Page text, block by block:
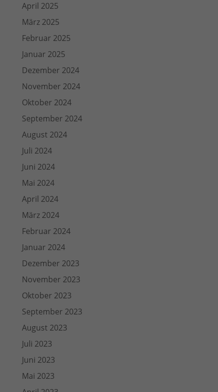
April 2025
März 2025
Februar 2025
Januar 2025
Dezember 2024
November 2024
Oktober 2024
September 2024
August 2024
Juli 2024
Juni 2024
Mai 2024
April 2024
März 2024
Februar 2024
Januar 2024
Dezember 2023
November 2023
Oktober 2023
September 2023
August 2023
Juli 2023
Juni 2023
Mai 2023